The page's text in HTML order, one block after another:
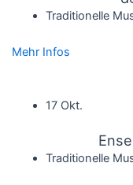
Traditionelle
Mehr Infos
17 Okt.
Traditionelle